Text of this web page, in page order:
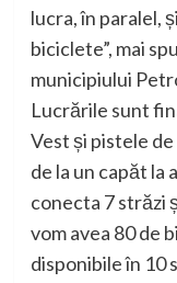
lucra, în paralel,
biciclete”, mai
municipiului
Lucrările sunt
Vest și pistele
de la un capăt la
conecta 7 străzi
vom avea 80 de
disponibile în 10